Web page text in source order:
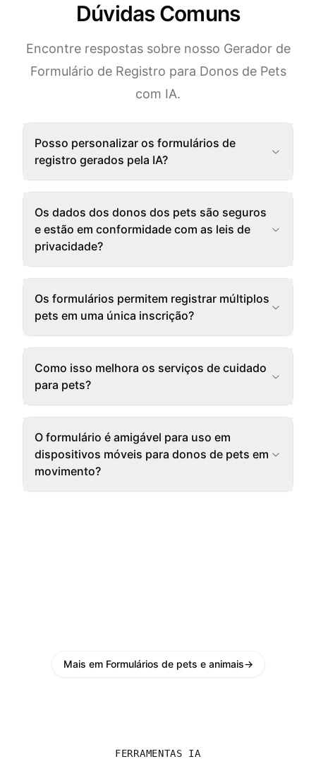
Dúvidas Comuns
Encontre respostas sobre nosso Gerador de
Formulário de Registro para Donos de Pets
com IA.
Posso personalizar os formulários de
registro gerados pela IA?
Os dados dos donos dos pets são seguros
e estão em conformidade com as leis de
privacidade?
Os formulários permitem registrar múltiplos
pets em uma única inscrição?
Como isso melhora os serviços de cuidado
para pets?
O formulário é amigável para uso em
dispositivos móveis para donos de pets em
movimento?
Mais em Formulários de pets e animais→
FERRAMENTAS IA